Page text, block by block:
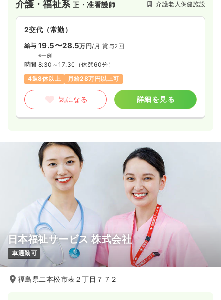
介護・福祉系正・准看護師 介護老人保健施設
2交代（常勤）
給与 19.5〜28.5万円/月 賞与2回
※一例
時間 8:30～17:30 （休憩60分）
4週8休以上
月給28万円以上可
気になる 詳細を見る
日本福祉サービス 株式会社
車通勤可
福島県二本松市表２丁目７７２